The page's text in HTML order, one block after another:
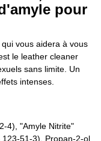
pour
vous aidera à vous
le leather cleaner
sans limite. Un
intenses.
4), "Amyle Nitrite"
51-3), Propan-2-ol